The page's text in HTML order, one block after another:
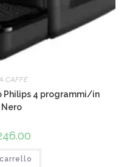
CAFFÈ
Philips 4 programmi/in
attuale
è: